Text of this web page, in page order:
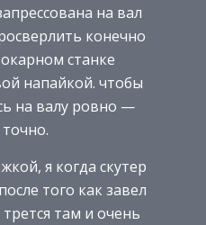
на вал
конечно
станке
напайкой. чтобы
на валу ровно —
я когда скутер
того как завел
там и очень